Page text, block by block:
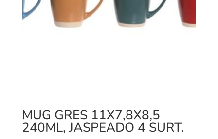
MUG GRES 11X7,8X8,5
240ML, JASPEADO 4 SURT.